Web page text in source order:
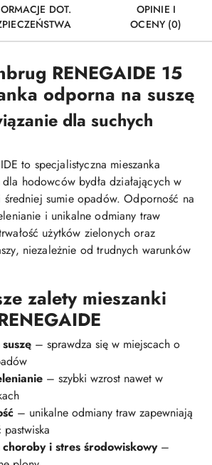
DOT.
OPINIE I
OCENY (0)
RENEGAIDE 15
odporna na suszę
dla suchych
to specjalistyczna mieszanka
hodowców bydła działających w
sumie opadów. Odporność na
i unikalne odmiany traw
użytków zielonych oraz
niezależnie od trudnych warunków
zalety mieszanki
– sprawdza się w miejscach o
– szybki wzrost nawet w
– unikalne odmiany traw zapewniają
pastwiska
i stres środowiskowy–